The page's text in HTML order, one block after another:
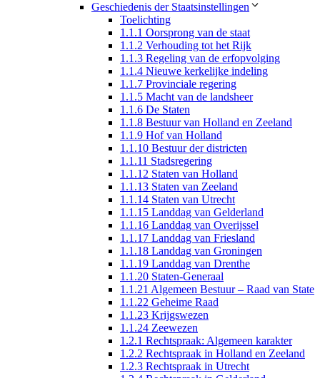
Geschiedenis der Staatsinstellingen
Toelichting
1.1.1 Oorsprong van de staat
1.1.2 Verhouding tot het Rijk
1.1.3 Regeling van de erfopvolging
1.1.4 Nieuwe kerkelijke indeling
1.1.7 Provinciale regering
1.1.5 Macht van de landsheer
1.1.6 De Staten
1.1.8 Bestuur van Holland en Zeeland
1.1.9 Hof van Holland
1.1.10 Bestuur der districten
1.1.11 Stadsregering
1.1.12 Staten van Holland
1.1.13 Staten van Zeeland
1.1.14 Staten van Utrecht
1.1.15 Landdag van Gelderland
1.1.16 Landdag van Overijssel
1.1.17 Landdag van Friesland
1.1.18 Landdag van Groningen
1.1.19 Landdag van Drenthe
1.1.20 Staten-Generaal
1.1.21 Algemeen Bestuur – Raad van State
1.1.22 Geheime Raad
1.1.23 Krijgswezen
1.1.24 Zeewezen
1.2.1 Rechtspraak: Algemeen karakter
1.2.2 Rechtspraak in Holland en Zeeland
1.2.3 Rechtspraak in Utrecht